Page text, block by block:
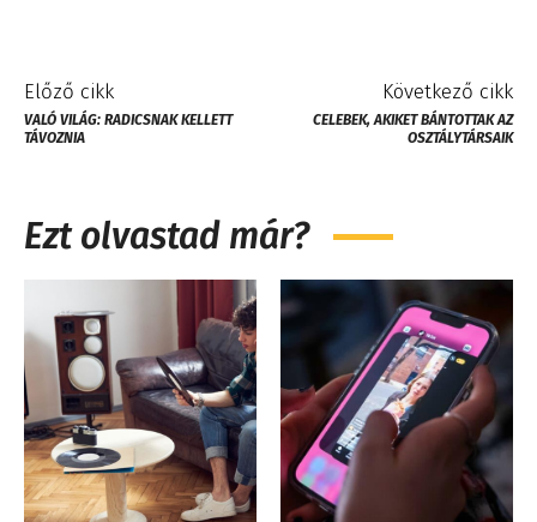
Előző cikk
VALÓ VILÁG: RADICSNAK KELLETT
TÁVOZNIA
Következő cikk
CELEBEK, AKIKET BÁNTOTTAK AZ
OSZTÁLYTÁRSAIK
Ezt olvastad már?